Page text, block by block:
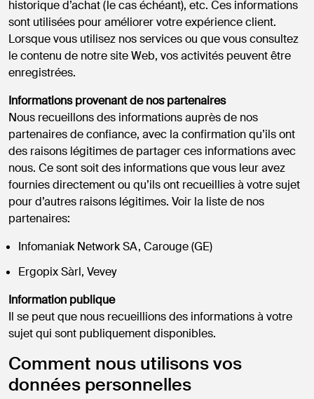
historique d’achat (le cas échéant), etc. Ces informations
sont utilisées pour améliorer votre expérience client.
Lorsque vous utilisez nos services ou que vous consultez
le contenu de notre site Web, vos activités peuvent être
enregistrées.
Informations provenant de nos partenaires
Nous recueillons des informations auprès de nos
partenaires de confiance, avec la confirmation qu’ils ont
des raisons légitimes de partager ces informations avec
nous. Ce sont soit des informations que vous leur avez
fournies directement ou qu’ils ont recueillies à votre sujet
pour d’autres raisons légitimes. Voir la liste de nos
partenaires:
Infomaniak Network SA, Carouge (GE)
Ergopix Sàrl, Vevey
Information publique
Il se peut que nous recueillions des informations à votre
sujet qui sont publiquement disponibles.
Comment nous utilisons vos
données personnelles